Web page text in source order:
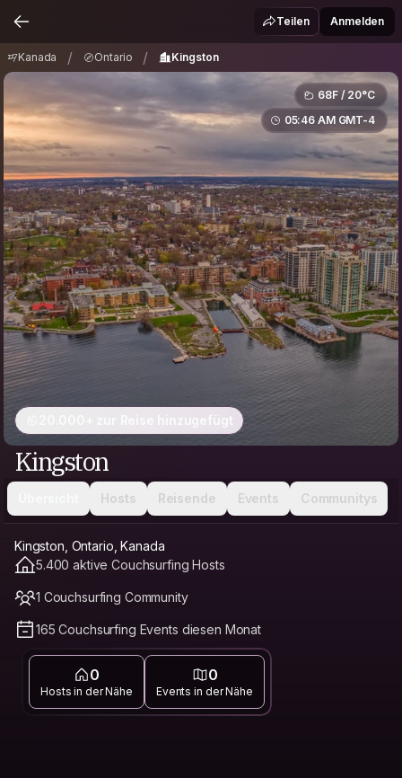
Teilen Anmelden
Kanada / Ontario / Kingston
68F / 20°C
05:46 AM GMT-4
20.000+ zur Reise hinzugefügt
Kingston
Hosts Reisende Events Communitys
Kingston, Ontario, Kanada
5.400 aktive Couchsurfing Hosts
1 Couchsurfing Community
165 Couchsurfing Events diesen Monat
0
Hosts in der Nähe
0
Events in der Nähe